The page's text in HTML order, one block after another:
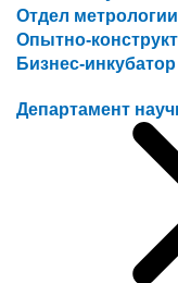
Отдел
Опытно-
Бизнес-инкубатор
Департамент